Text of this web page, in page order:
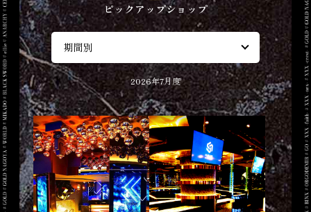
ピックアップショップ
2026年7月度